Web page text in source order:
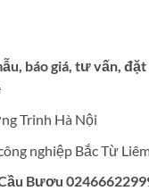
báo giá, tư vấn, đặt
Trinh Hà Nội
nghiệp Bắc Từ
Bươu